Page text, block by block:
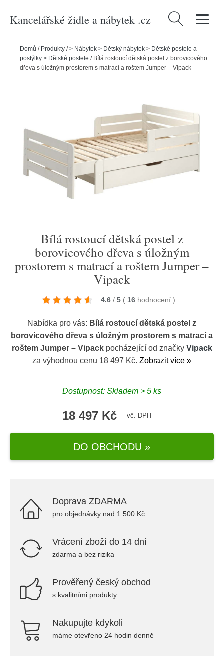
Kancelářské židle a nábytek .cz Vyhledávání
Domů / Produkty /> Nábytek > Dětský nábytek > Dětské postele a
postýlky > Dětské postele / Bílá rostoucí dětská postel z borovicového
dřeva s úložným prostorem s matrací a roštem Jumper – Vipack
Bílá rostoucí dětská postel z
borovicového dřeva s úložným
prostorem s matrací a roštem Jumper –
Vipack
4.6 / 5 ( 16 hodnocení )
Nabídka pro vás: Bílá rostoucí dětská postel z
borovicového dřeva s úložným prostorem s matrací a
roštem Jumper – Vipackpocházející od značky Vipack
za výhodnou cenu 18 497 Kč. Zobrazit více »
Dostupnost: Skladem > 5 ks
18 497 Kč vč. DPH
DO OBCHODU »
Doprava ZDARMA
pro objednávky nad 1.500 Kč
Vrácení zboží do 14 dní
zdarma a bez rizika
Prověřený český obchod
s kvalitními produkty
Nakupujte kdykoli
máme otevřeno 24 hodin denně